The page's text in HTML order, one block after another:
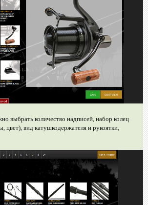
выбрать количество надписей, набор колец
цвет), вид катушкодержателя и рукоятки,